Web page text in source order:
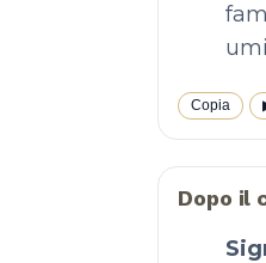
Copia
Dopo il